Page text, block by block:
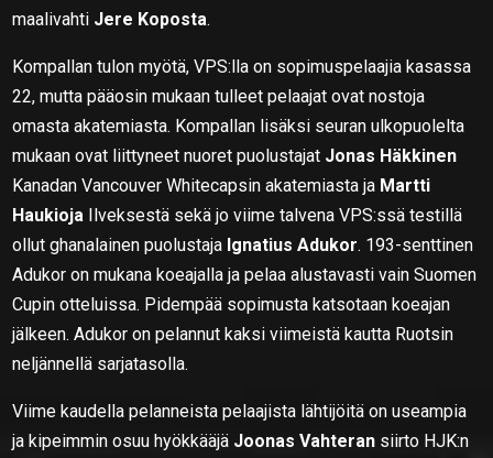
maalivahti Jere Koposta.
Kompallan tulon myötä, VPS:lla on sopimuspelaajia kasassa
22, mutta pääosin mukaan tulleet pelaajat ovat nostoja
omasta akatemiasta. Kompallan lisäksi seuran ulkopuolelta
mukaan ovat liittyneet nuoret puolustajat Jonas Häkkinen
Kanadan Vancouver Whitecapsin akatemiasta ja Martti
Haukioja Ilveksestä sekä jo viime talvena VPS:ssä testillä
ollut ghanalainen puolustaja Ignatius Adukor. 193-senttinen
Adukor on mukana koeajalla ja pelaa alustavasti vain Suomen
Cupin otteluissa. Pidempää sopimusta katsotaan koeajan
jälkeen. Adukor on pelannut kaksi viimeistä kautta Ruotsin
neljännellä sarjatasolla.
Viime kaudella pelanneista pelaajista lähtijöitä on useampia
ja kipeimmin osuu hyökkääjä Joonas Vahteran siirto HJK:n